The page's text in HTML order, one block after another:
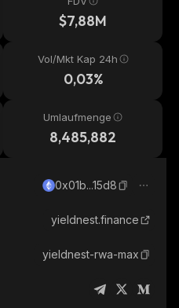
$7,88M
Vol/Mkt Kap 24h
0,03%
Umlaufmenge
8,485,882
0x01b...15d8
yieldnest.finance
yieldnest-rwa-max